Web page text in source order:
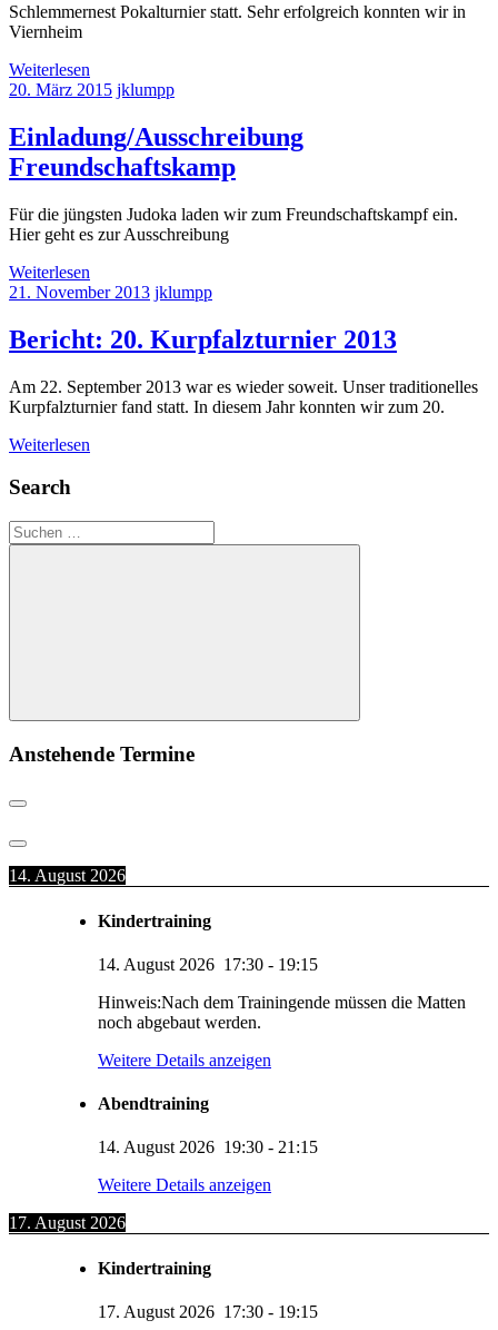
Schlemmernest Pokalturnier statt. Sehr erfolgreich konnten wir in
Viernheim
Weiterlesen
20. März 2015 jklumpp
Einladung/Ausschreibung
Freundschaftskamp
Für die jüngsten Judoka laden wir zum Freundschaftskampf ein.
Hier geht es zur Ausschreibung
Weiterlesen
21. November 2013 jklumpp
Bericht: 20. Kurpfalzturnier 2013
Am 22. September 2013 war es wieder soweit. Unser traditionelles
Kurpfalzturnier fand statt. In diesem Jahr konnten wir zum 20.
Weiterlesen
Search
Suchen
nach:
Suchen
Anstehende Termine
14. August 2026
Kindertraining
14. August 2026 17:30 - 19:15
Hinweis:Nach dem Trainingende müssen die Matten
noch abgebaut werden.
Weitere Details anzeigen
Abendtraining
14. August 2026 19:30 - 21:15
Weitere Details anzeigen
17. August 2026
Kindertraining
17. August 2026 17:30 - 19:15